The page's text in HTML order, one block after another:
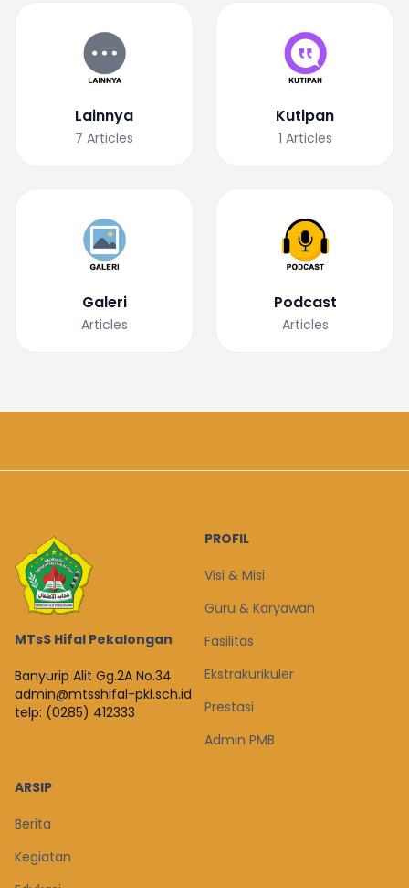
Lainnya
7 Articles
Kutipan
1 Articles
Galeri
Articles
Podcast
Articles
MTsS Hifal Pekalongan
Banyurip Alit Gg.2A No.34
admin@mtsshifal-pkl.sch.id
telp: (0285) 412333
PROFIL
Visi & Misi
Guru & Karyawan
Fasilitas
Ekstrakurikuler
Prestasi
Admin PMB
ARSIP
Berita
Kegiatan